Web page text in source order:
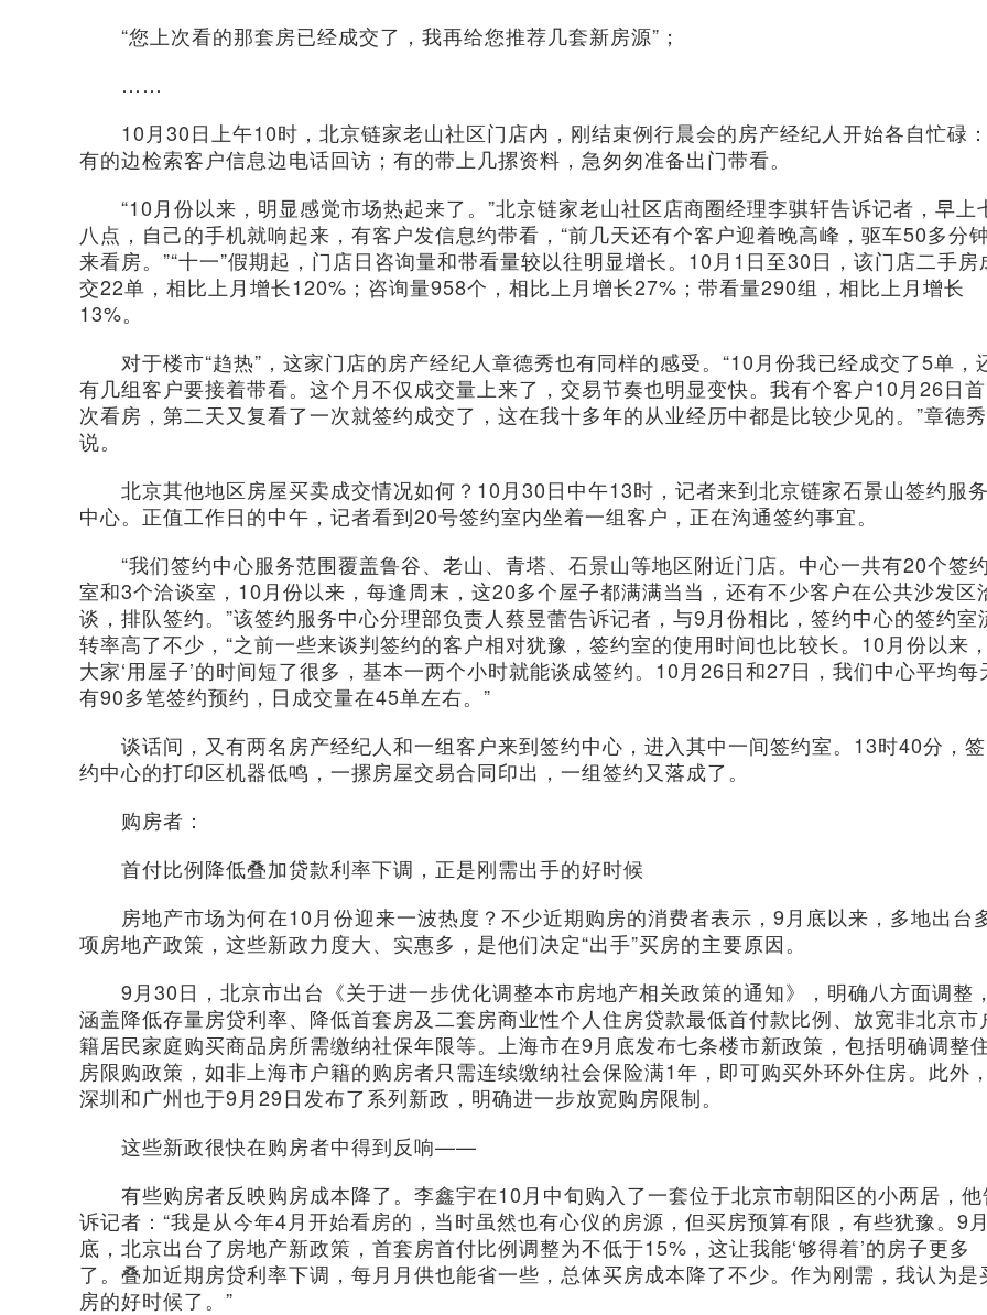
“您上次看的那套房已经成交了，我再给您推荐几套新房源”；
……
10月30日上午10时，北京链家老山社区门店内，刚结束例行晨会的房产经纪人开始各自忙碌：
有的边检索客户信息边电话回访；有的带上几摞资料，急匆匆准备出门带看。
“10月份以来，明显感觉市场热起来了。”北京链家老山社区店商圈经理李骐轩告诉记者，早上
八点，自己的手机就响起来，有客户发信息约带看，“前几天还有个客户迎着晚高峰，驱车50多分钟
来看房。”“十一”假期起，门店日咨询量和带看量较以往明显增长。10月1日至30日，该门店二手房
交22单，相比上月增长120%；咨询量958个，相比上月增长27%；带看量290组，相比上月增长
13%。
对于楼市“趋热”，这家门店的房产经纪人章德秀也有同样的感受。“10月份我已经成交了5单，
有几组客户要接着带看。这个月不仅成交量上来了，交易节奏也明显变快。我有个客户10月26日首
次看房，第二天又复看了一次就签约成交了，这在我十多年的从业经历中都是比较少见的。”章德秀
说。
北京其他地区房屋买卖成交情况如何？10月30日中午13时，记者来到北京链家石景山签约服务
中心。正值工作日的中午，记者看到20号签约室内坐着一组客户，正在沟通签约事宜。
“我们签约中心服务范围覆盖鲁谷、老山、青塔、石景山等地区附近门店。中心一共有20个签约
室和3个洽谈室，10月份以来，每逢周末，这20多个屋子都满满当当，还有不少客户在公共沙发区
谈，排队签约。”该签约服务中心分理部负责人蔡昱蕾告诉记者，与9月份相比，签约中心的签约室
转率高了不少，“之前一些来谈判签约的客户相对犹豫，签约室的使用时间也比较长。10月份以来，
大家‘用屋子’的时间短了很多，基本一两个小时就能谈成签约。10月26日和27日，我们中心平均每
有90多笔签约预约，日成交量在45单左右。”
谈话间，又有两名房产经纪人和一组客户来到签约中心，进入其中一间签约室。13时40分，签
约中心的打印区机器低鸣，一摞房屋交易合同印出，一组签约又落成了。
购房者：
首付比例降低叠加贷款利率下调，正是刚需出手的好时候
房地产市场为何在10月份迎来一波热度？不少近期购房的消费者表示，9月底以来，多地出台
项房地产政策，这些新政力度大、实惠多，是他们决定“出手”买房的主要原因。
9月30日，北京市出台《关于进一步优化调整本市房地产相关政策的通知》，明确八方面调整，
涵盖降低存量房贷利率、降低首套房及二套房商业性个人住房贷款最低首付款比例、放宽非北京市
籍居民家庭购买商品房所需缴纳社保年限等。上海市在9月底发布七条楼市新政策，包括明确调整
房限购政策，如非上海市户籍的购房者只需连续缴纳社会保险满1年，即可购买外环外住房。此外，
深圳和广州也于9月29日发布了系列新政，明确进一步放宽购房限制。
这些新政很快在购房者中得到反响——
有些购房者反映购房成本降了。李鑫宇在10月中旬购入了一套位于北京市朝阳区的小两居，他
诉记者：“我是从今年4月开始看房的，当时虽然也有心仪的房源，但买房预算有限，有些犹豫。9月
底，北京出台了房地产新政策，首套房首付比例调整为不低于15%，这让我能‘够得着’的房子更多
了。叠加近期房贷利率下调，每月月供也能省一些，总体买房成本降了不少。作为刚需，我认为是
房的好时候了。”